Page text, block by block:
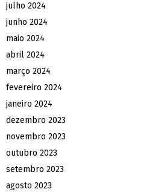
julho 2024
junho 2024
maio 2024
abril 2024
março 2024
fevereiro 2024
janeiro 2024
dezembro 2023
novembro 2023
outubro 2023
setembro 2023
agosto 2023